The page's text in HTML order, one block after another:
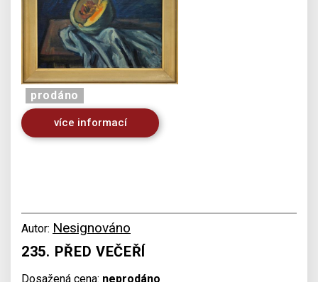
prodáno
více informací
Autor: Nesignováno
235. PŘED VEČEŘÍ
Dosažená cena: neprodáno